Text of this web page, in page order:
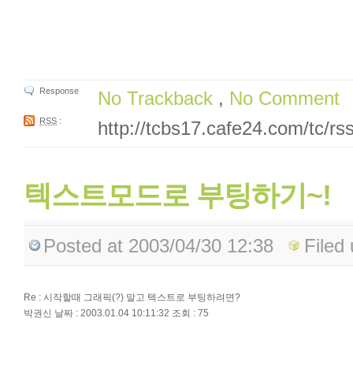
Response No Trackback , No Comment
RSS : http://tcbs17.cafe24.com/tc/
텍스트모드로 부팅하기~!
Posted at 2003/04/30 12:38 Filed
Re : 시작할때 그래픽(?) 말고 텍스트로 부팅하려면?
박권신 날짜 : 2003.01.04 10:11:32 조회 : 75